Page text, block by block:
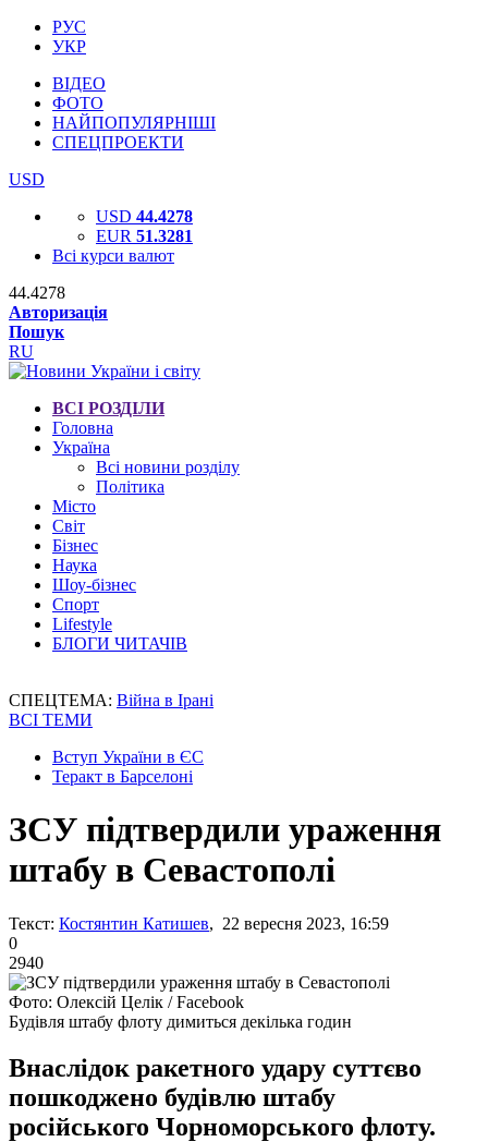
РУС
УКР
ВІДЕО
ФОТО
НАЙПОПУЛЯРНІШІ
СПЕЦПРОЕКТИ
USD
USD 44.4278
EUR 51.3281
Всі курси валют
44.4278
Авторизація
Пошук
RU
ВСІ РОЗДІЛИ
Головна
Україна
Всі новини розділу
Політика
Місто
Світ
Бізнес
Наука
Шоу-бізнес
Спорт
Lifestyle
БЛОГИ ЧИТАЧІВ
СПЕЦТЕМА: Війна в Ірані
ВСІ ТЕМИ
Вступ України в ЄС
Теракт в Барселоні
ЗСУ підтвердили ураження
штабу в Севастополі
Текст: Костянтин Катишев, 22 вересня 2023, 16:59
0
2940
Фото: Олексій Целік / Facebook
Будівля штабу флоту димиться декілька годин
Внаслідок ракетного удару суттєво
пошкоджено будівлю штабу
російського Чорноморського флоту.